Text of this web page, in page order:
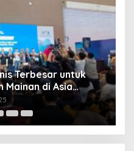
PM Thailand
Putrajaya